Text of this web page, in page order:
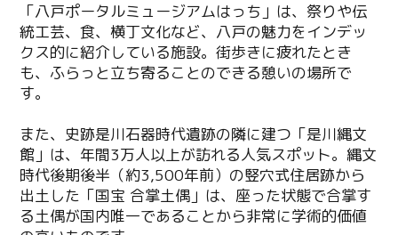
「八戸ポータルミュージアムはっち」は、祭りや伝
統工芸、食、横丁文化など、八戸の魅力をインデッ
クス的に紹介している施設。街歩きに疲れたとき
も、ふらっと立ち寄ることのできる憩いの場所で
す。
また、史跡是川石器時代遺跡の隣に建つ「是川縄文
館」は、年間3万人以上が訪れる人気スポット。縄文
時代後期後半（約3,500年前）の竪穴式住居跡から
出土した「国宝 合掌土偶」は、座った状態で合掌す
る土偶が国内唯一であることから非常に学術的価値